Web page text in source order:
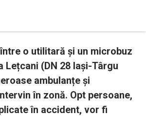
o utilitară și un microbuz
Lețcani (DN 28 Iași-Târgu
ambulanțe și
în zonă. Opt persoane,
în accident, vor fi